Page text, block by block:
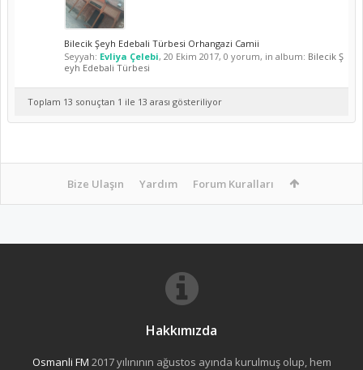
Bilecik Şeyh Edebali Türbesi Orhangazi Camii
Seyyah: Evliya Çelebi, 20 Ekim 2017, 0 yorum, in album: Bilecik Ş
eyh Edebali Türbesi
Toplam 13 sonuçtan 1 ile 13 arası gösteriliyor
Bize Ulaşın Yardım Forum Kuralları
Hakkımızda
Osmanli FM 2017 yılınının ağustos ayında kurulmuş olup, hem